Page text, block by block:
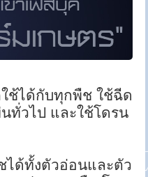
ช้ได้กับทุกพืช ใช้ฉีด
ทั่วไป และใช้โดรน
ได้ทั้งตัวอ่อนและตัว